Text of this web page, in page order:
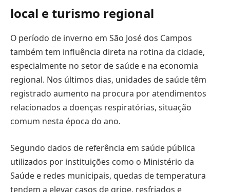
local e turismo regional
O período de inverno em São José dos Campos
também tem influência direta na rotina da cidade,
especialmente no setor de saúde e na economia
regional. Nos últimos dias, unidades de saúde têm
registrado aumento na procura por atendimentos
relacionados a doenças respiratórias, situação
comum nesta época do ano.
Segundo dados de referência em saúde pública
utilizados por instituições como o Ministério da
Saúde e redes municipais, quedas de temperatura
tendem a elevar casos de gripe, resfriados e